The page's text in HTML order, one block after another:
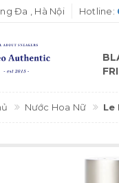
Đa , Hà Nội Hotline:
Nước Hoa Nữ Le